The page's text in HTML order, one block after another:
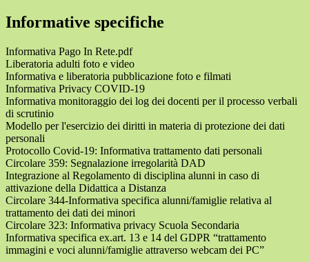
Informative specifiche
Informativa Pago In Rete.pdf
Liberatoria adulti foto e video
Informativa e liberatoria pubblicazione foto e filmati
Informativa Privacy COVID-19
Informativa monitoraggio dei log dei docenti per il processo verbali
di scrutinio
Modello per l'esercizio dei diritti in materia di protezione dei dati
personali
Protocollo Covid-19: Informativa trattamento dati personali
Circolare 359: Segnalazione irregolarità DAD
Integrazione al Regolamento di disciplina alunni in caso di
attivazione della Didattica a Distanza
Circolare 344-Informativa specifica alunni/famiglie relativa al
trattamento dei dati dei minori
Circolare 323: Informativa privacy Scuola Secondaria
Informativa specifica ex.art. 13 e 14 del GDPR “trattamento
immagini e voci alunni/famiglie attraverso webcam dei PC”